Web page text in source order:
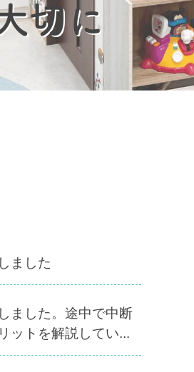
切に
ました
ました。途中で中断
ットを解説してい...